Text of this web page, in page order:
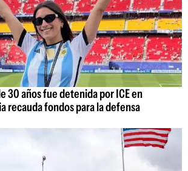
30 años fue detenida por ICE en
recauda fondos para la defensa